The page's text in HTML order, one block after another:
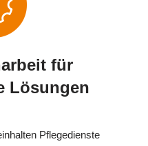
für
Lösungen
Pflegedienste